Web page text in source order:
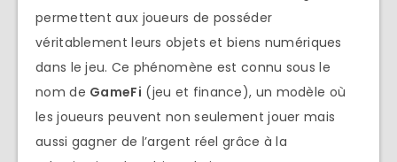
permettent aux joueurs de posséder
véritablement leurs objets et biens numériques
dans le jeu. Ce phénomène est connu sous le
nom de GameFi (jeu et finance), un modèle où
les joueurs peuvent non seulement jouer mais
aussi gagner de l’argent réel grâce à la